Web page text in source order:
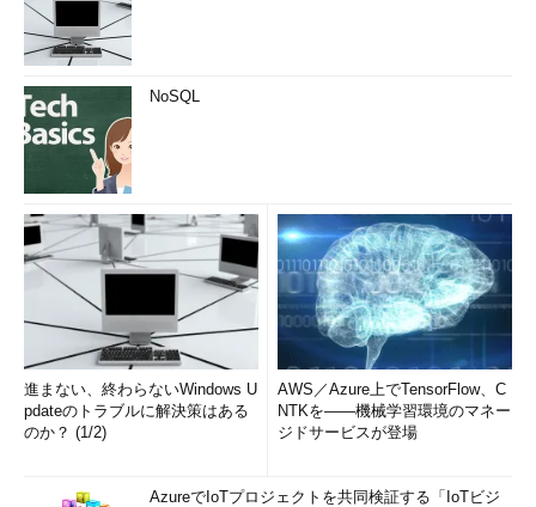
NoSQL
進まない、終わらないWindows U
pdateのトラブルに解決策はある
のか？ (1/2)
AWS／Azure上でTensorFlow、C
NTKを――機械学習環境のマネー
ジドサービスが登場
AzureでIoTプロジェクトを共同検証する「IoTビジ